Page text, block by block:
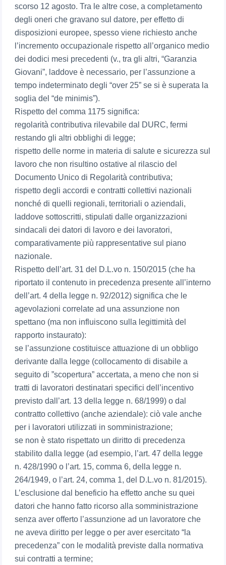
scorso 12 agosto. Tra le altre cose, a completamento
degli oneri che gravano sul datore, per effetto di
disposizioni europee, spesso viene richiesto anche
l’incremento occupazionale rispetto all’organico medio
dei dodici mesi precedenti (v., tra gli altri, “Garanzia
Giovani”, laddove è necessario, per l’assunzione a
tempo indeterminato degli “over 25” se si è superata la
soglia del “de minimis”).
Rispetto del comma 1175 significa:
regolarità contributiva rilevabile dal DURC, fermi
restando gli altri obblighi di legge;
rispetto delle norme in materia di salute e sicurezza sul
lavoro che non risultino ostative al rilascio del
Documento Unico di Regolarità contributiva;
rispetto degli accordi e contratti collettivi nazionali
nonché di quelli regionali, territoriali o aziendali,
laddove sottoscritti, stipulati dalle organizzazioni
sindacali dei datori di lavoro e dei lavoratori,
comparativamente più rappresentative sul piano
nazionale.
Rispetto dell’art. 31 del D.L.vo n. 150/2015 (che ha
riportato il contenuto in precedenza presente all’interno
dell’art. 4 della legge n. 92/2012) significa che le
agevolazioni correlate ad una assunzione non
spettano (ma non influiscono sulla legittimità del
rapporto instaurato):
se l’assunzione costituisce attuazione di un obbligo
derivante dalla legge (collocamento di disabile a
seguito di ”scopertura” accertata, a meno che non si
tratti di lavoratori destinatari specifici dell’incentivo
previsto dall’art. 13 della legge n. 68/1999) o dal
contratto collettivo (anche aziendale): ciò vale anche
per i lavoratori utilizzati in somministrazione;
se non è stato rispettato un diritto di precedenza
stabilito dalla legge (ad esempio, l’art. 47 della legge
n. 428/1990 o l’art. 15, comma 6, della legge n.
264/1949, o l’art. 24, comma 1, del D.L.vo n. 81/2015).
L’esclusione dal beneficio ha effetto anche su quei
datori che hanno fatto ricorso alla somministrazione
senza aver offerto l’assunzione ad un lavoratore che
ne aveva diritto per legge o per aver esercitato “la
precedenza” con le modalità previste dalla normativa
sui contratti a termine;